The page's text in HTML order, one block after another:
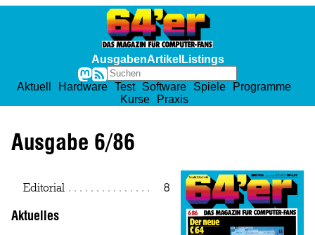
AusgabenArtikel Listings
Aktuell Hardware Test Software Spiele
Programme
Kurse
Praxis
Ausgabe 6/86
Editorial Page
8
Aktuelles